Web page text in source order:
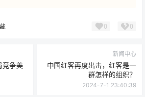
0 0
竞争美
新闻中心
中国红客再度出击，红客是一
群怎样的组织？
2024-7-1 23:40:39